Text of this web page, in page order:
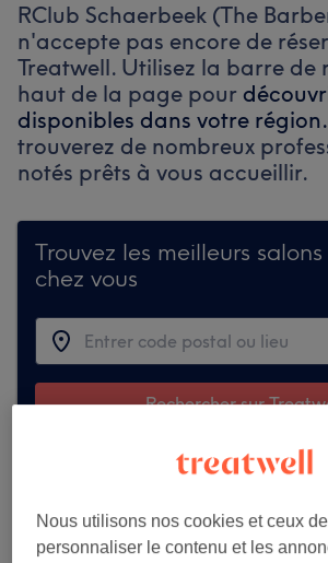
RClub Schaerbeek (The
n'accepte pas encore de
Treatwell. Utilisez la barre de
haut de la page pour
disponibles dans votre région.
trouverez de nombreux
notés prêts à vous accueillir.
Trouvez les meilleurs
chez vous
Rechercher sur
Voir plus de salons
Nous utilisons nos cookies et ceux
personnaliser le contenu et les